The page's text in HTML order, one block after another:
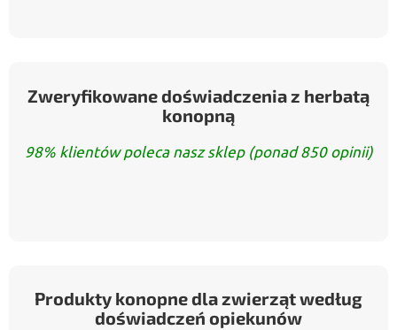
Zweryfikowane doświadczenia z herbatą
konopną
98% klientów poleca nasz sklep (ponad 850 opinii)
Produkty konopne dla zwierząt według
doświadczeń opiekunów